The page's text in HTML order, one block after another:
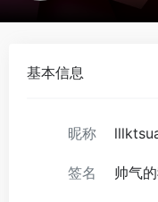
基本信息
昵称
签名 帅气